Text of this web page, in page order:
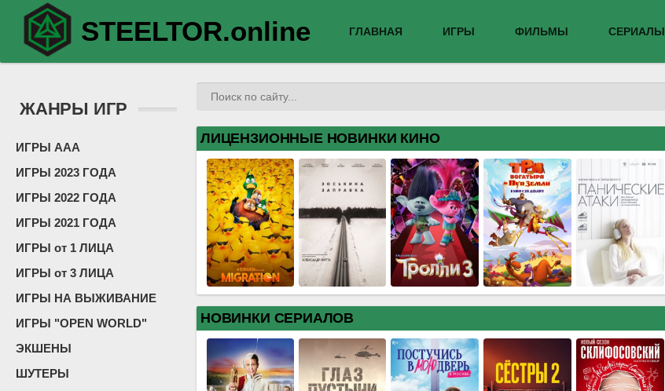
STEELTOR.online ГЛАВНАЯ ИГРЫ ФИЛЬМЫ СЕРИАЛЫ
ЖАНРЫ ИГР
ИГРЫ ААА
ИГРЫ 2023 ГОДА
ИГРЫ 2022 ГОДА
ИГРЫ 2021 ГОДА
ИГРЫ от 1 ЛИЦА
ИГРЫ от 3 ЛИЦА
ИГРЫ НА ВЫЖИВАНИЕ
ИГРЫ "OPEN WORLD"
ЭКШЕНЫ
ШУТЕРЫ
ЛИЦЕНЗИОННЫЕ НОВИНКИ КИНО
НОВИНКИ СЕРИАЛОВ